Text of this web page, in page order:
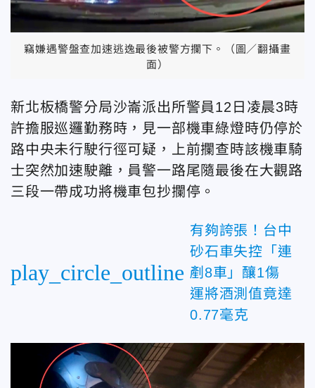
竊嫌遇警盤查加速逃逸最後被警方攔下。（圖／翻攝畫
面）
新北板橋警分局沙崙派出所警員12日凌晨3時
許擔服巡邏勤務時，見一部機車綠燈時仍停於
路中央未行駛行徑可疑，上前攔查時該機車騎
士突然加速駛離，員警一路尾隨最後在大觀路
三段一帶成功將機車包抄攔停。
play_circle_outline
有夠誇張！台中
砂石車失控「連
剷8車」釀1傷
運將酒測值竟達
0.77毫克